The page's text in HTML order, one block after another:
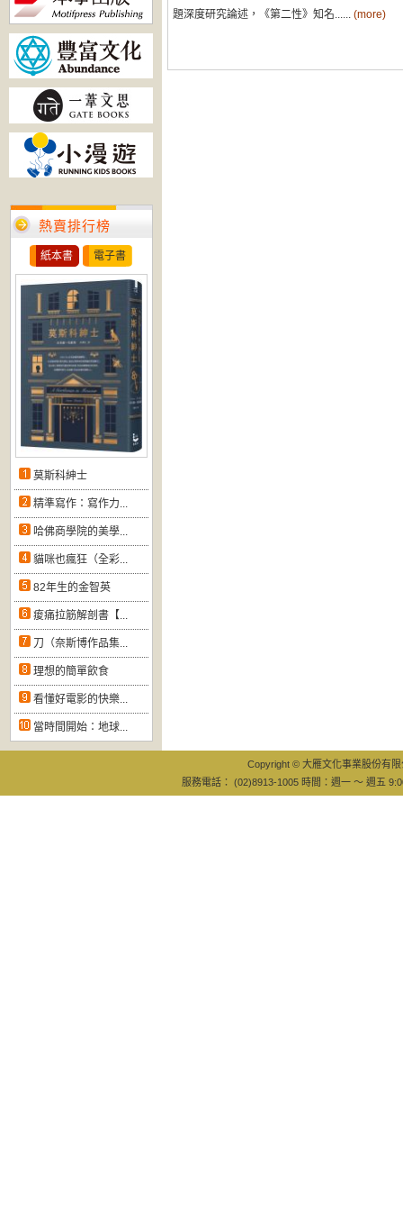
熱賣排行榜
紙本書 電子書
莫斯科紳士
精準寫作：寫作力...
哈佛商學院的美學...
貓咪也瘋狂（全彩...
82年生的金智英
痠痛拉筋解剖書【...
刀（奈斯博作品集...
理想的簡單飲食
看懂好電影的快樂...
當時間開始：地球...
題深度研究論述，《第二性》知名...... (more)
Copyright © 大雁文化事業股份有
服務電話： (02)8913-1005 時間：週一 ～ 週五